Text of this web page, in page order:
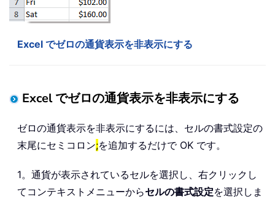
Excel でゼロの通貨表示を非表示にする
Excel でゼロの通貨表示を非表示にする
ゼロの通貨表示を非表示にするには、セルの書式設定の
末尾にセミコロン;を追加するだけで OK です。
1。通貨が表示されているセルを選択し、右クリックし
てコンテキストメニューからセルの書式設定を選択しま